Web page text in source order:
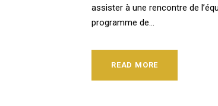
assister à une rencontre de
programme de...
READ MORE